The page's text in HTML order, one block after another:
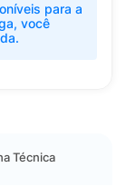
para a
você
Técnica